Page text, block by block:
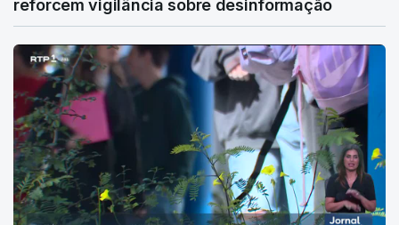
reforcem vigilância sobre desinformação